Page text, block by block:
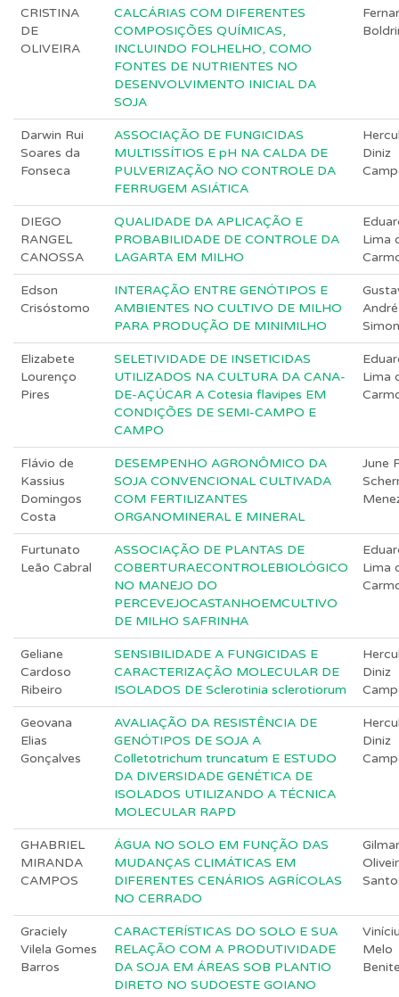
CRISTINA
DE
OLIVEIRA
CALCÁRIAS COM DIFERENTES
COMPOSIÇÕES QUÍMICAS,
INCLUINDO FOLHELHO, COMO
FONTES DE NUTRIENTES NO
DESENVOLVIMENTO INICIAL DA
SOJA
Darwin Rui
Soares da
Fonseca
ASSOCIAÇÃO DE FUNGICIDAS
MULTISSÍTIOS E pH NA CALDA DE
PULVERIZAÇÃO NO CONTROLE DA
FERRUGEM ASIÁTICA
Diniz
DIEGO
RANGEL
CANOSSA
QUALIDADE DA APLICAÇÃO E
PROBABILIDADE DE CONTROLE DA
LAGARTA EM MILHO
Lima
Edson
Crisóstomo
INTERAÇÃO ENTRE GENÓTIPOS E
AMBIENTES NO CULTIVO DE MILHO
PARA PRODUÇÃO DE MINIMILHO
André
Simon
Elizabete
Lourenço
Pires
SELETIVIDADE DE INSETICIDAS
UTILIZADOS NA CULTURA DA CANA-
DE-AÇÚCAR A Cotesia flavipes EM
CONDIÇÕES DE SEMI-CAMPO E
CAMPO
Lima
Flávio de
Kassius
Domingos
Costa
DESEMPENHO AGRONÔMICO DA
SOJA CONVENCIONAL CULTIVADA
COM FERTILIZANTES
ORGANOMINERAL E MINERAL
June
Furtunato
Leão Cabral
ASSOCIAÇÃO DE PLANTAS DE
COBERTURAECONTROLEBIOLÓGICO
NO MANEJO DO
PERCEVEJOCASTANHOEMCULTIVO
DE MILHO SAFRINHA
Lima
Geliane
Cardoso
Ribeiro
SENSIBILIDADE A FUNGICIDAS E
CARACTERIZAÇÃO MOLECULAR DE
ISOLADOS DE Sclerotinia sclerotiorum
Diniz
Geovana
Elias
Gonçalves
AVALIAÇÃO DA RESISTÊNCIA DE
GENÓTIPOS DE SOJA A
Colletotrichum truncatum E ESTUDO
DA DIVERSIDADE GENÉTICA DE
ISOLADOS UTILIZANDO A TÉCNICA
MOLECULAR RAPD
Diniz
GHABRIEL
MIRANDA
CAMPOS
ÁGUA NO SOLO EM FUNÇÃO DAS
MUDANÇAS CLIMÁTICAS EM
DIFERENTES CENÁRIOS AGRÍCOLAS
NO CERRADO
Gilmar
Graciely
Vilela Gomes
Barros
CARACTERÍSTICAS DO SOLO E SUA
RELAÇÃO COM A PRODUTIVIDADE
DA SOJA EM ÁREAS SOB PLANTIO
DIRETO NO SUDOESTE GOIANO
Melo